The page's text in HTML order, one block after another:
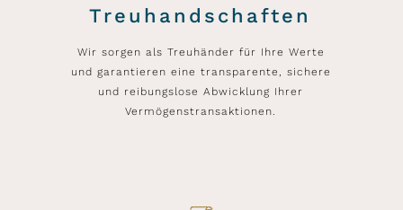
Treuhandschaften
Wir sorgen als Treuhänder für Ihre Werte
und garantieren eine transparente, sichere
und reibungslose Abwicklung Ihrer
Vermögenstransaktionen.